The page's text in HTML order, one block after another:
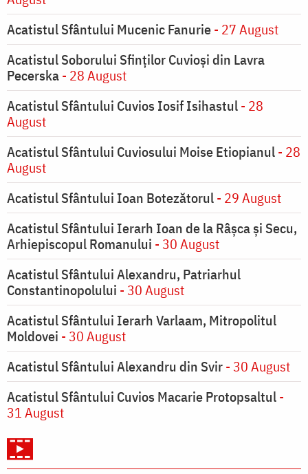
Acatistul Sfântului Mucenic Fanurie- 27 August
Acatistul Soborului Sfinților Cuvioși din Lavra
Pecerska- 28 August
Acatistul Sfântului Cuvios Iosif Isihastul- 28
August
Acatistul Sfântului Cuviosului Moise Etiopianul- 28
August
Acatistul Sfântului Ioan Botezătorul- 29 August
Acatistul Sfântului Ierarh Ioan de la Râşca şi Secu,
Arhiepiscopul Romanului - 30 August
Acatistul Sfântului Alexandru, Patriarhul
Constantinopolului - 30 August
Acatistul Sfântului Ierarh Varlaam, Mitropolitul
Moldovei - 30 August
Acatistul Sfântului Alexandru din Svir- 30 August
Acatistul Sfântului Cuvios Macarie Protopsaltul-
31 August